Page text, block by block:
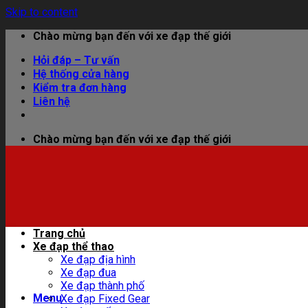
Skip to content
Chào mừng bạn đến với xe đạp thế giới
Hỏi đáp – Tư vấn
Hệ thống cửa hàng
Kiểm tra đơn hàng
Liên hệ
Chào mừng bạn đến với xe đạp thế giới
Menu
Trang chủ
Xe đạp thể thao
Xe đạp địa hình
Xe đạp đua
Xe đạp thành phố
Xe đạp Fixed Gear